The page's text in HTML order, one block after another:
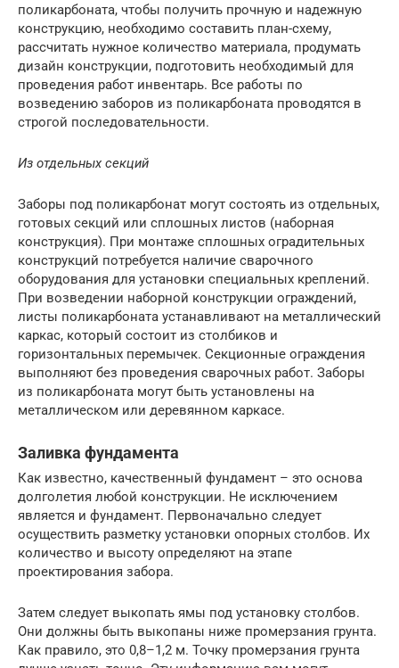
поликарбоната, чтобы получить прочную и надежную
конструкцию, необходимо составить план-схему,
рассчитать нужное количество материала, продумать
дизайн конструкции, подготовить необходимый для
проведения работ инвентарь. Все работы по
возведению заборов из поликарбоната проводятся в
строгой последовательности.
Из отдельных секций
Заборы под поликарбонат могут состоять из отдельных,
готовых секций или сплошных листов (наборная
конструкция). При монтаже сплошных оградительных
конструкций потребуется наличие сварочного
оборудования для установки специальных креплений.
При возведении наборной конструкции ограждений,
листы поликарбоната устанавливают на металлический
каркас, который состоит из столбиков и
горизонтальных перемычек. Секционные ограждения
выполняют без проведения сварочных работ. Заборы
из поликарбоната могут быть установлены на
металлическом или деревянном каркасе.
Заливка фундамента
Как известно, качественный фундамент – это основа
долголетия любой конструкции. Не исключением
является и фундамент. Первоначально следует
осуществить разметку установки опорных столбов. Их
количество и высоту определяют на этапе
проектирования забора.
Затем следует выкопать ямы под установку столбов.
Они должны быть выкопаны ниже промерзания грунта.
Как правило, это 0,8–1,2 м. Точку промерзания грунта